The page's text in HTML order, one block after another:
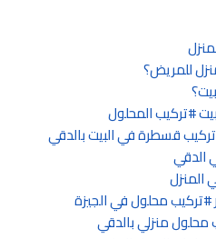
للمريض؟
تركيب المحلول
تركيب قسطرة في البيت بالدقي
الدقي
المنزل
تركيب محلول في الجيزة
محلول منزلي بالدقي